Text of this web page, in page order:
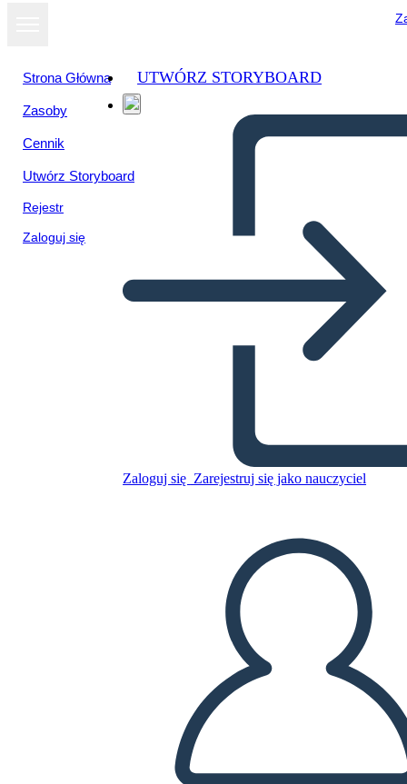
Strona Główna
Zasoby
Cennik
Utwórz Storyboard
Rejestr
Zaloguj się
UTWÓRZ STORYBOARD
Zaloguj się Zarejestruj się jako nauczyciel
Skopiuj tę scenorys
ODTWARZANIE POKAZU SLAJDÓW
PRZECZYTAJ MI